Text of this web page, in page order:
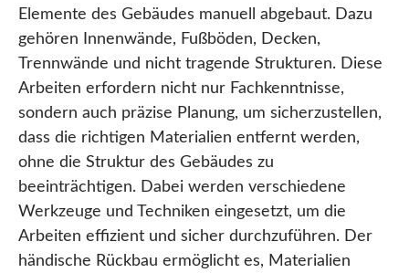
Elemente des Gebäudes manuell abgebaut. Dazu
gehören Innenwände, Fußböden, Decken,
Trennwände und nicht tragende Strukturen. Diese
Arbeiten erfordern nicht nur Fachkenntnisse,
sondern auch präzise Planung, um sicherzustellen,
dass die richtigen Materialien entfernt werden,
ohne die Struktur des Gebäudes zu
beeinträchtigen. Dabei werden verschiedene
Werkzeuge und Techniken eingesetzt, um die
Arbeiten effizient und sicher durchzuführen. Der
händische Rückbau ermöglicht es, Materialien